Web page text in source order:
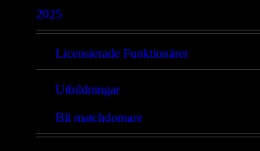
2025
Licensierade Funktionärer
Utbildningar
Bli matchdomare